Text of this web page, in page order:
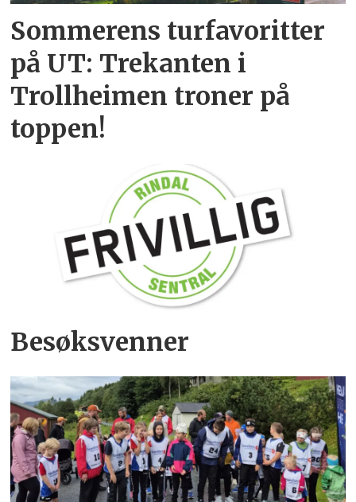
Sommerens turfavoritter
på UT: Trekanten i
Trollheimen troner på
toppen!
Besøksvenner